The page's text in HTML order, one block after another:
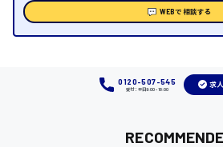
WEBで相談する
0120-507-545
受付：平日9:00 - 18:00
求